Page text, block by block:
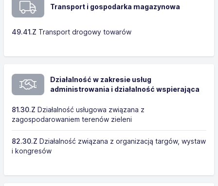
Transport i gospodarka magazynowa
49.41.Z Transport drogowy towarów
Działalność w zakresie usług
administrowania i działalność wspierająca
81.30.Z Działalność usługowa związana z
zagospodarowaniem terenów zieleni
82.30.Z Działalność związana z organizacją targów, wystaw
i kongresów